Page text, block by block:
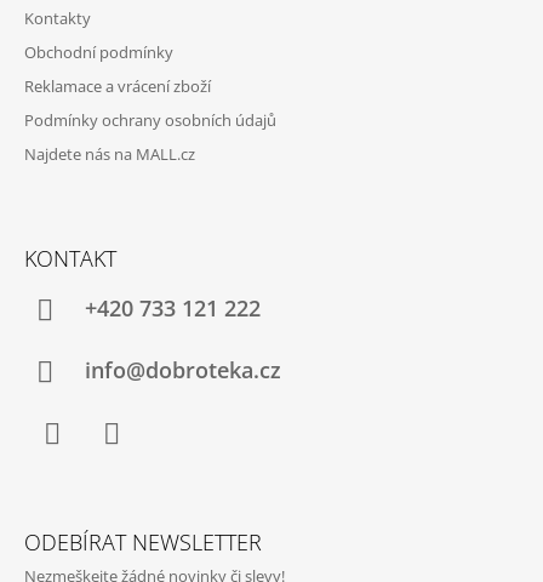
Kontakty
Obchodní podmínky
Reklamace a vrácení zboží
Podmínky ochrany osobních údajů
Najdete nás na MALL.cz
KONTAKT
+420 733 121 222
info@dobroteka.cz
ODEBÍRAT NEWSLETTER
Nezmeškejte žádné novinky či slevy!